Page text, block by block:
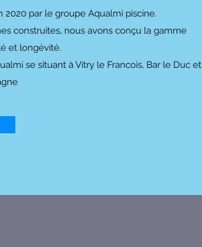
par le groupe Aqualmi piscine.
construites, nous avons conçu la gamme
et longévité.
se situant à Vitry le Francois, Bar le Duc et